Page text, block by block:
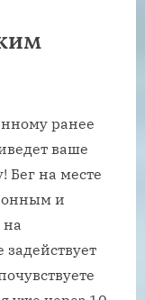
ранее
ваше
Бег на месте
и